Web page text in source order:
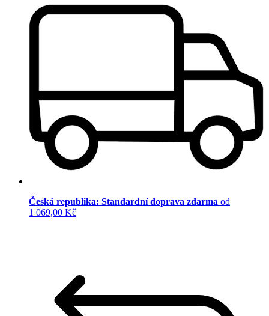
Česká republika: Standardní doprava zdarma od
1 069,00 Kč